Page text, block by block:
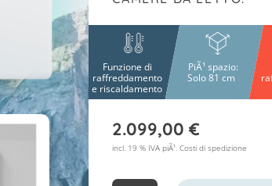
Funzione di
raffreddamento
e riscaldamento
PiÃ¹ spazio:
Solo 81 cm
2.099,00€
incl. 19 % IVA piÃ¹.Costi di spedizione